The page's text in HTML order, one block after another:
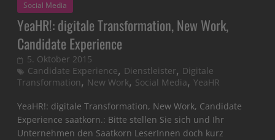
Social Media
YeaHR!: digitale Transformation, New Work,
Candidate Experience
5. Oktober 2015
Candidate Experience, Dienstleister, Digitale
Transformation, New Work, Social Media,YeaHR
YeaHR!: digitale Transformation, New Work, Candidate
Experience saatkorn.: Bitte stellen Sie sich und Ihr
Unternehmen den Saatkorn LeserInnen doch kurz